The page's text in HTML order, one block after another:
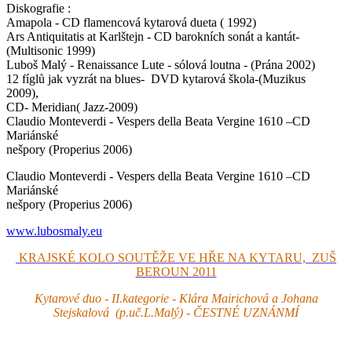
Diskografie :
Amapola - CD flamencová kytarová dueta ( 1992)
Ars Antiquitatis at Karlštejn - CD barokních sonát a kantát-
(Multisonic 1999)
Luboš Malý - Renaissance Lute - sólová loutna - (Prána 2002)
12 fíglů jak vyzrát na blues- DVD kytarová škola-(Muzikus
2009),
CD- Meridian( Jazz-2009)
Claudio Monteverdi - Vespers della Beata Vergine 1610 –CD
Mariánské
nešpory (Properius 2006)
Claudio Monteverdi - Vespers della Beata Vergine 1610 –CD
Mariánské
nešpory (Properius 2006)
www.lubosmaly.eu
KRAJSKÉ KOLO SOUTĚŽE VE HŘE NA KYTARU, ZUŠ
BEROUN 2011
Kytarové duo - II.kategorie - Klára Mairichová a Johana
Stejskalová (p.uč.L.Malý) - ČESTNÉ UZNÁNMÍ